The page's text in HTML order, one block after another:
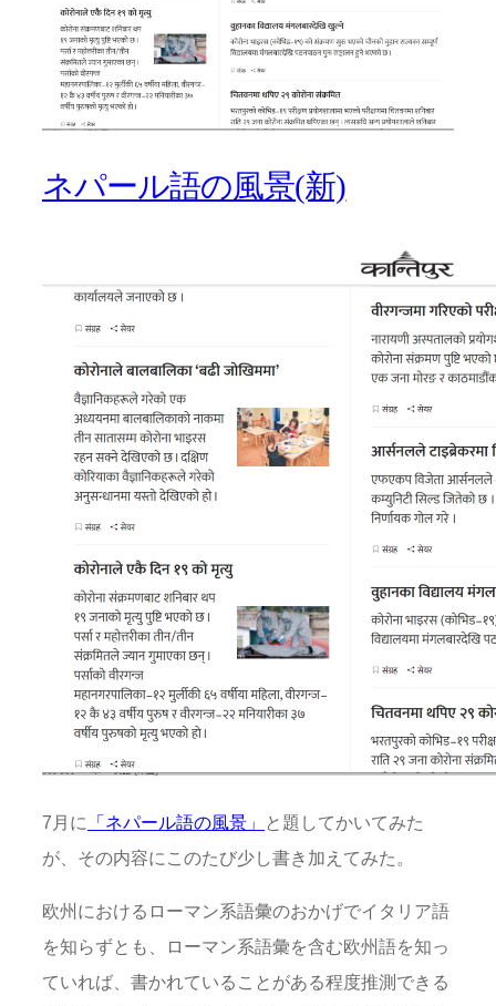
ネパール語の風景(新)
7月に 「ネパール語の風景」
と題してかいてみた
が、その内容にこのたび少し書き加えてみた。
欧州におけるローマン系語彙のおかげでイタリア語
を知らずとも、ローマン系語彙を含む欧州語を知っ
ていれば、書かれていることがある程度推測できる